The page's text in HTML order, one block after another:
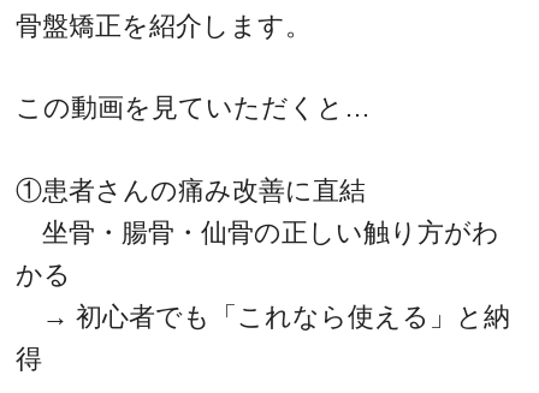
骨盤矯正を紹介します。
この動画を見ていただくと…
①患者さんの痛み改善に直結
坐骨・腸骨・仙骨の正しい触り方がわ
かる
→ 初心者でも「これなら使える」と納
得